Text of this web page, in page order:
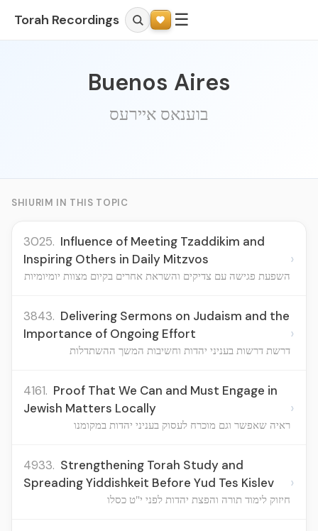
Torah Recordings ☰
Buenos Aires
בוענאס איירעס
SHIURIM IN THIS TOPIC
3025. Influence of Meeting Tzaddikim and
Inspiring Others in Daily Mitzvos
השפעת פגישה עם צדיקים והשראת אחרים בקיום מצוות יומיומיות
›
3843. Delivering Sermons on Judaism and the
Importance of Ongoing Effort
דרשת דרשות בעניני יהדות וחשיבות המשך ההשתדלות
›
4161. Proof That We Can and Must Engage in
Jewish Matters Locally
ראיה שאפשר וגם מוכרח לעסוק בעניני יהדות במקומנו
›
4933. Strengthening Torah Study and
Spreading Yiddishkeit Before Yud Tes Kislev
חיזוק לימוד תורה והפצת יהדות לפני י"ט כסלו
›